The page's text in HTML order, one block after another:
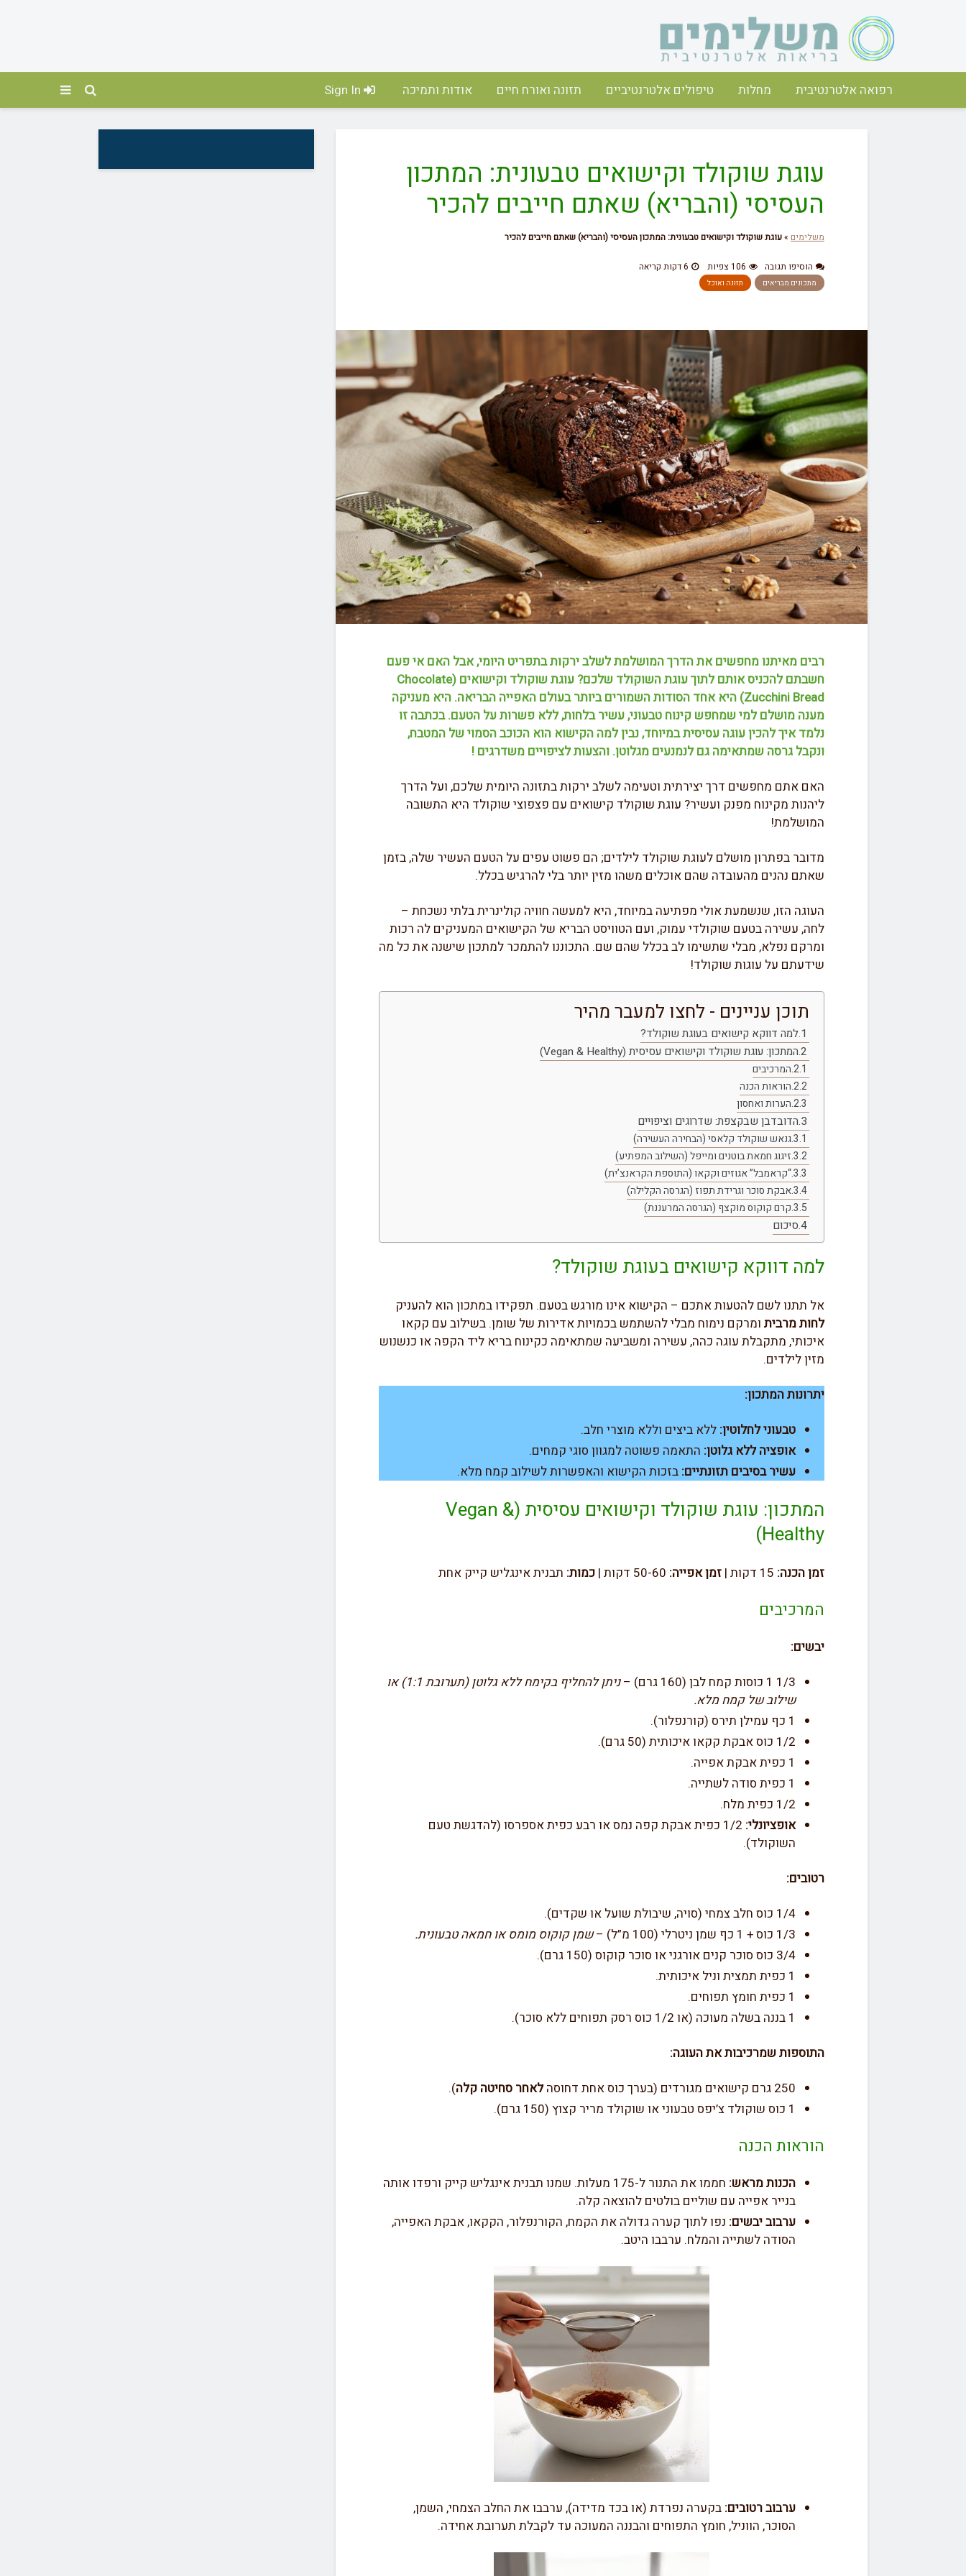
רפואה אלטרנטיבית מחלות טיפולים אלטרנטיביים תזונה ואורח חיים אודות ותמיכה Sign In
עוגת שוקולד וקישואים טבעונית: המתכון
העסיסי (והבריא) שאתם חייבים להכיר
משלימים »עוגת שוקולד וקישואים טבעונית: המתכון העסיסי (והבריא) שאתם חייבים להכיר
הוסיפו תגובה 106 צפיות 6 דקות קריאה
מתכונים מבריאים תזונה ואוכל
רבים מאיתנו מחפשים את הדרך המושלמת לשלב ירקות בתפריט היומי, אבל האם אי פעם
חשבתם להכניס אותם לתוך עוגת השוקולד שלכם? עוגת שוקולד וקישואים (Chocolate
Zucchini Bread) היא אחד הסודות השמורים ביותר בעולם האפייה הבריאה. היא מעניקה
מענה מושלם למי שמחפש קינוח טבעוני, עשיר בלחות, ללא פשרות על הטעם. בכתבה זו
נלמד איך להכין עוגה עסיסית במיוחד, נבין למה הקישוא הוא הכוכב הסמוי של המטבח,
ונקבל גרסה שמתאימה גם לנמנעים מגלוטן. והצעות לציפויים משדרגים !
האם אתם מחפשים דרך יצירתית וטעימה לשלב ירקות בתזונה היומית שלכם, ועל הדרך
ליהנות מקינוח מפנק ועשיר? עוגת שוקולד קישואים עם פצפוצי שוקולד היא התשובה
המושלמת!
מדובר בפתרון מושלם לעוגת שוקולד לילדים; הם פשוט עפים על הטעם העשיר שלה, בזמן
שאתם נהנים מהעובדה שהם אוכלים משהו מזין יותר בלי להרגיש בכלל.
העוגה הזו, שנשמעת אולי מפתיעה במיוחד, היא למעשה חוויה קולינרית בלתי נשכחת –
לחה, עשירה בטעם שוקולדי עמוק, ועם הטוויסט הבריא של הקישואים המעניקים לה רכות
ומרקם נפלא, מבלי שתשימו לב בכלל שהם שם. התכוננו להתמכר למתכון שישנה את כל מה
שידעתם על עוגות שוקולד!
תוכן עניינים - לחצו למעבר מהיר
למה דווקא קישואים בעוגת שוקולד?
המתכון: עוגת שוקולד וקישואים עסיסית (Vegan & Healthy)
המרכיבים
הוראות הכנה
הערות ואחסון
הדובדבן שבקצפת: שדרוגים וציפויים
גנאש שוקולד קלאסי (הבחירה העשירה)
זיגוג חמאת בוטנים ומייפל (השילוב המפתיע)
“קראמבל” אגוזים וקקאו (התוספת הקראנצ’ית)
אבקת סוכר וגרידת תפוז (הגרסה הקלילה)
קרם קוקוס מוקצף (הגרסה המרעננת)
סיכום
למה דווקא קישואים בעוגת שוקולד?
אל תתנו לשם להטעות אתכם – הקישוא אינו מורגש בטעם. תפקידו במתכון הוא להעניק
לחות מרבית ומרקם נימוח מבלי להשתמש בכמויות אדירות של שומן. בשילוב עם קקאו
איכותי, מתקבלת עוגה כהה, עשירה ומשביעה שמתאימה כקינוח בריא ליד הקפה או כנשנוש
מזין לילדים.
יתרונות המתכון:
טבעוני לחלוטין: ללא ביצים וללא מוצרי חלב.
אופציה ללא גלוטן: התאמה פשוטה למגוון סוגי קמחים.
עשיר בסיבים תזונתיים: בזכות הקישוא והאפשרות לשילוב קמח מלא.
המתכון: עוגת שוקולד וקישואים עסיסית (Vegan &
Healthy)
זמן הכנה: זמן אפייה: כמות: תבנית אינגליש קייק אחת
המרכיבים
יבשים:
1/3 1 כוסות קמח לבן (160 גרם) –
ניתן להחליף בקימח ללא גלוטן (תערובת 1:1) או
שילוב של קמח מלא.
1 כף עמילן תירס (קורנפלור).
1/2 כוס אבקת קקאו איכותית (50 גרם).
1 כפית אבקת אפייה.
1 כפית סודה לשתייה.
1/2 כפית מלח.
אופציונלי:
1/2 כפית אבקת קפה נמס או רבע כפית אספרסו (להדגשת טעם
השוקולד).
רטובים:
1/4 כוס חלב צמחי (סויה, שיבולת שועל או שקדים).
1/3 כוס + 1 כף שמן ניטרלי (100 מ”ל) –
שמן קוקוס מומס או חמאה טבעונית.
3/4 כוס סוכר קנים אורגני או סוכר קוקוס (150 גרם).
1 כפית תמצית וניל איכותית.
1 כפית חומץ תפוחים.
1 בננה בשלה מעוכה (או 1/2 כוס רסק תפוחים ללא סוכר).
התוספות שמרכיבות את העוגה:
250 גרם קישואים מגורדים (בערך כוס אחת דחוסה
לאחר סחיטה קלה).
1 כוס שוקולד צ’יפס טבעוני או שוקולד מריר קצוץ (150 גרם).
הוראות הכנה
הכנות מראש:
חממו את התנור ל-175 מעלות. שמנו תבנית אינגליש קייק ורפדו אותה
בנייר אפייה עם שוליים בולטים להוצאה קלה.
ערבוב יבשים: נפו לתוך קערה גדולה את הקמח, הקורנפלור, הקקאו, אבקת האפייה,
הסודה לשתייה והמלח. ערבבו היטב.
ערבוב רטובים: בקערה נפרדת (או בכד מדידה), ערבבו את החלב הצמחי, השמן,
הסוכר, הווניל, חומץ התפוחים והבננה המעוכה עד לקבלת תערובת אחידה.